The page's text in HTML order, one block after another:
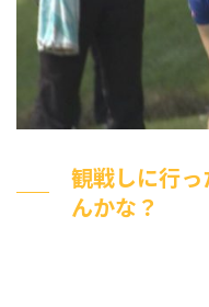
観戦しに行
んかな？